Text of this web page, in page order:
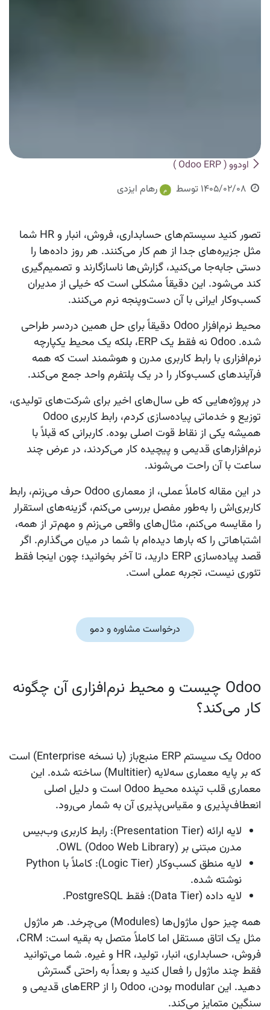
اودوو ( Odoo ERP )
1405/02/08 توسط رهام ایزدی
تصور کنید سیستم‌های حسابداری، فروش، انبار و HR شما
مثل جزیره‌های جدا از هم کار می‌کنند. هر روز داده‌ها را
دستی جابه‌جا می‌کنید، گزارش‌ها ناسازگارند و تصمیم‌گیری
کند می‌شود. این دقیقاً مشکلی است که خیلی از مدیران
کسب‌وکار ایرانی با آن دست‌وپنجه نرم می‌کنند.
محیط نرم‌افزار Odoo دقیقاً برای حل همین دردسر طراحی
شده. Odoo نه فقط یک ERP، بلکه یک
محیط یکپارچه
نرم‌افزاری با رابط کاربری مدرن و هوشمند است که همه
فرآیندهای کسب‌وکار را در یک پلتفرم واحد جمع می‌کند.
در پروژه‌هایی که طی سال‌های اخیر برای شرکت‌های تولیدی،
توزیع و خدماتی پیاده‌سازی کردم، رابط کاربری Odoo
همیشه یکی از نقاط قوت اصلی بوده. کاربرانی که قبلاً با
نرم‌افزارهای قدیمی و پیچیده کار می‌کردند، در عرض چند
ساعت با آن راحت می‌شوند.
در این مقاله کاملاً عملی، از معماری Odoo حرف می‌زنم، رابط
کاربری‌اش را به‌طور مفصل بررسی می‌کنم، گزینه‌های استقرار
را مقایسه می‌کنم، مثال‌های واقعی می‌زنم و مهم‌تر از همه،
اشتباهاتی را که بارها دیده‌ام با شما در میان می‌گذارم. اگر
قصد پیاده‌سازی ERP دارید، تا آخر بخوانید؛ چون اینجا فقط
تئوری نیست، تجربه عملی است.
درخواست مشاوره و دمو
Odoo چیست و محیط نرم‌افزاری آن چگونه
کار می‌کند؟
Odoo یک سیستم ERP منبع‌باز (با نسخه Enterprise) است
که بر پایه معماری سه‌لایه (Multitier)
ساخته شده. این
معماری قلب تپنده محیط Odoo است و دلیل اصلی
انعطاف‌پذیری و مقیاس‌پذیری آن به شمار می‌رود.
لایه ارائه (Presentation Tier):
رابط کاربری وب‌بیس
مدرن مبتنی بر OWL (Odoo Web Library).
لایه منطق کسب‌وکار (Logic Tier):
کاملاً با Python
نوشته شده.
لایه داده (Data Tier):
فقط PostgreSQL.
همه چیز حول ماژول‌ها (Modules)
می‌چرخد. هر ماژول
مثل یک اتاق مستقل اما کاملاً متصل به بقیه است: CRM،
فروش، حسابداری، انبار، تولید، HR و غیره. شما می‌توانید
فقط چند ماژول را فعال کنید و بعداً به راحتی گسترش
دهید. این modular بودن، Odoo را از ERPهای قدیمی و
سنگین متمایز می‌کند.